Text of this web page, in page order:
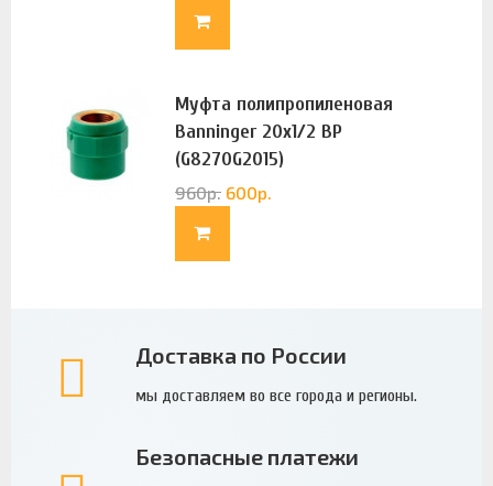
Муфта полипропиленовая
Banninger 20х1/2 ВР
(G8270G2015)
960р. 600р.
Доставка по России
мы доставляем во все города и регионы.
Безопасные платежи